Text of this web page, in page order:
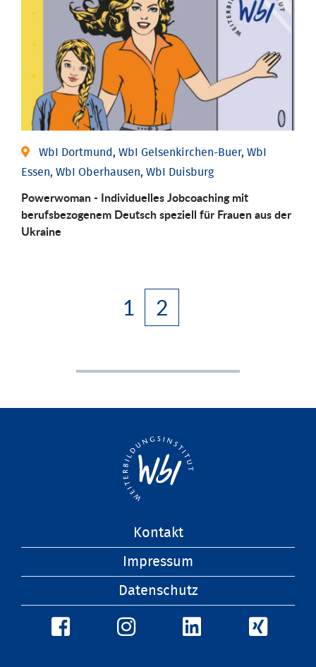
WbI Dortmund, WbI Gelsenkirchen-Buer, WbI
Essen, WbI Oberhausen, WbI Duisburg
Powerwoman - Individuelles Jobcoaching mit
berufsbezogenem Deutsch speziell für Frauen aus der
Ukraine
1 2
Kontakt
Impressum
Datenschutz